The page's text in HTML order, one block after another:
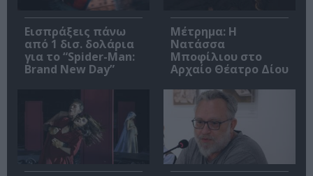
Εισπράξεις πάνω
από 1 δισ. δολάρια
για το “Spider-Man:
Brand New Day”
Μέτρημα: Η
Νατάσσα
Μποφίλιου στο
Αρχαίο Θέατρο Δίου